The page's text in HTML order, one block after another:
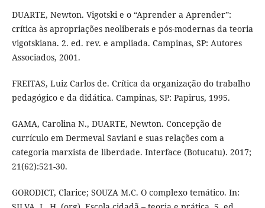
DUARTE, Newton. Vigotski e o “Aprender a Aprender”:
crítica às apropriações neoliberais e pós-modernas da teoria
vigotskiana. 2. ed. rev. e ampliada. Campinas, SP: Autores
Associados, 2001.
FREITAS, Luiz Carlos de. Crítica da organização do trabalho
pedagógico e da didática. Campinas, SP: Papirus, 1995.
GAMA, Carolina N., DUARTE, Newton. Concepção de
currículo em Dermeval Saviani e suas relações com a
categoria marxista de liberdade. Interface (Botucatu). 2017;
21(62):521-30.
GORODICT, Clarice; SOUZA M.C. O complexo temático. In: